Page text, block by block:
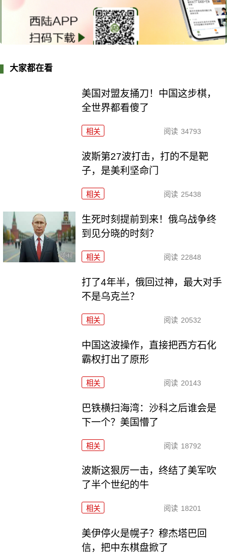
大家都在看
美国对盟友捅刀！中国这步棋，
全世界都看傻了
相关 阅读 34793
波斯第27波打击，打的不是靶
子，是美利坚命门
相关 阅读 25438
生死时刻提前到来！俄乌战争终
到见分晓的时刻？
相关 阅读 22848
打了4年半，俄回过神，最大对手
不是乌克兰？
相关 阅读 20532
中国这波操作，直接把西方石化
霸权打出了原形
相关 阅读 20143
巴铁横扫海湾：沙科之后谁会是
下一个？美国懵了
相关 阅读 18792
波斯这狠厉一击，终结了美军吹
了半个世纪的牛
相关 阅读 18201
美伊停火是幌子？穆杰塔巴回
信，把中东棋盘掀了